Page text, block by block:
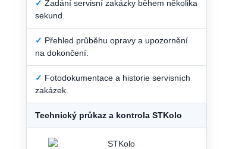
✓ Zadání servisní zakázky během několika
sekund.
✓ Přehled průběhu opravy a upozornění
na dokončení.
✓ Fotodokumentace a historie servisních
zakázek.
Technický průkaz a kontrola STKolo